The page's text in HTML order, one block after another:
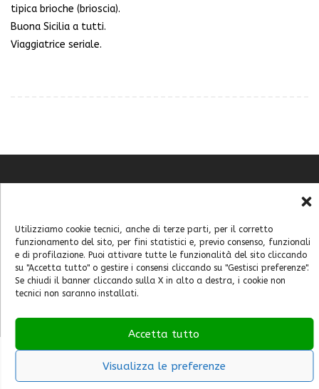
Utilizziamo cookie tecnici, anche di terze parti, per il corretto
funzionamento del sito, per fini statistici e, previo consenso, funzionali
e di profilazione. Puoi attivare tutte le funzionalità del sito cliccando
su "Accetta tutto" o gestire i consensi cliccando su "Gestisci preferenze".
Se chiudi il banner cliccando sulla X in alto a destra, i cookie non
tecnici non saranno installati.
Accetta tutto
Visualizza le preferenze
tipica brioche (brioscia).
Buona Sicilia a tutti.
Viaggiatrice seriale.
Cookie Policy (UE)
Feste e sagre
Home
Italia